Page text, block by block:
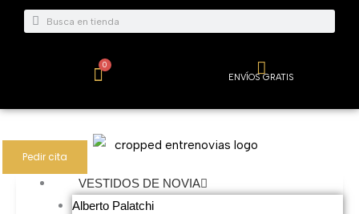
Buscar
Buscar
0
Carrito ENVÍOS GRATIS
VESTIDOS DE NOVIA
Alberto Palatchi
Pedir cita